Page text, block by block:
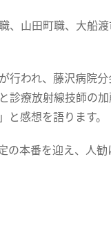
山田町職、大船渡
行われ、藤沢病院
診療放射線技師の
感想を語ります。
本番を迎え、人